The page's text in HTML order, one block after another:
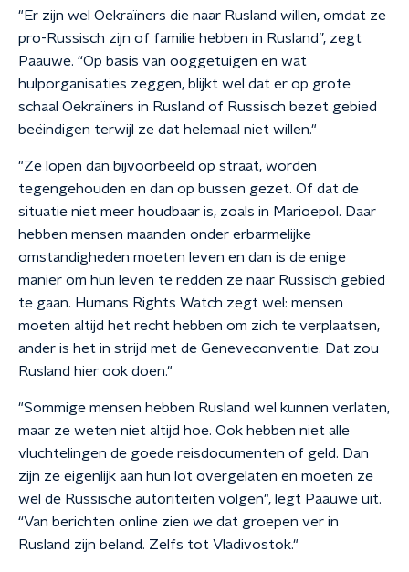
"Er zijn wel Oekraïners die naar Rusland willen, omdat ze
pro-Russisch zijn of familie hebben in Rusland”, zegt
Paauwe. “Op basis van ooggetuigen en wat
hulporganisaties zeggen, blijkt wel dat er op grote
schaal Oekraïners in Rusland of Russisch bezet gebied
beëindigen terwijl ze dat helemaal niet willen."
"Ze lopen dan bijvoorbeeld op straat, worden
tegengehouden en dan op bussen gezet. Of dat de
situatie niet meer houdbaar is, zoals in Marioepol. Daar
hebben mensen maanden onder erbarmelijke
omstandigheden moeten leven en dan is de enige
manier om hun leven te redden ze naar Russisch gebied
te gaan. Humans Rights Watch zegt wel: mensen
moeten altijd het recht hebben om zich te verplaatsen,
ander is het in strijd met de Geneveconventie. Dat zou
Rusland hier ook doen."
"Sommige mensen hebben Rusland wel kunnen verlaten,
maar ze weten niet altijd hoe. Ook hebben niet alle
vluchtelingen de goede reisdocumenten of geld. Dan
zijn ze eigenlijk aan hun lot overgelaten en moeten ze
wel de Russische autoriteiten volgen", legt Paauwe uit.
“Van berichten online zien we dat groepen ver in
Rusland zijn beland. Zelfs tot Vladivostok."